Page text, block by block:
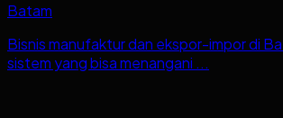
Batam
Bisnis manufaktur dan ekspor-impor di
sistem yang bisa menangani ...